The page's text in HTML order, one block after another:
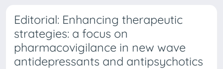
Editorial: Enhancing therapeutic
strategies: a focus on
pharmacovigilance in new wave
antidepressants and antipsychotics